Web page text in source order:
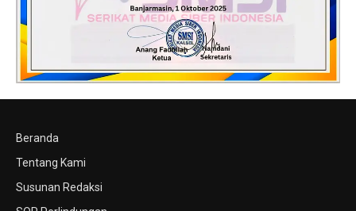
Beranda
Tentang Kami
Susunan Redaksi